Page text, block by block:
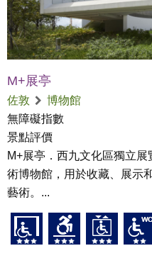
M+展亭
佐敦
博物館
無障礙指數
景點評價
M+展亭．西九文化區獨立
術博物館，用於收藏、展示
藝術。...